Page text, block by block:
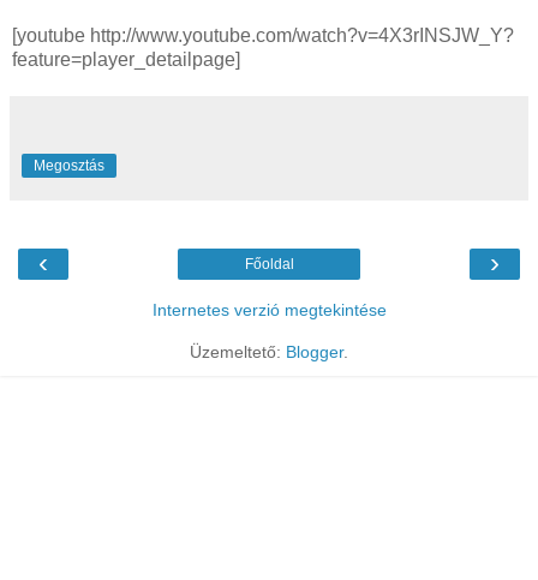
[youtube http://www.youtube.com/watch?v=4X3rINSJW_Y?
feature=player_detailpage]
Megosztás
‹ ›
Főoldal
Internetes verzió megtekintése
Üzemeltető: Blogger.